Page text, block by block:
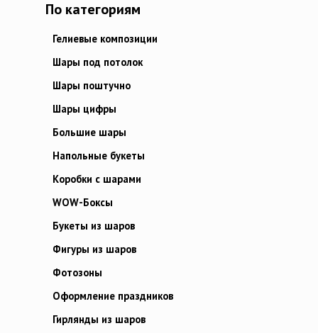
По категориям
Гелиевые композиции
Шары под потолок
Шары поштучно
Шары цифры
Большие шары
Напольные букеты
Коробки с шарами
WOW-Боксы
Букеты из шаров
Фигуры из шаров
Фотозоны
Оформление праздников
Гирлянды из шаров